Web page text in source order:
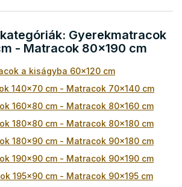
t
i
r
n
y
í
t
s
e
e
m
Gyerekmatracok
- Matracok 80x190 cm
a kiságyba 60x120 cm
140x70 cm - Matracok 70x140 cm
160x80 cm - Matracok 80x160 cm
180x80 cm - Matracok 80x180 cm
180x90 cm - Matracok 90x180 cm
190x90 cm - Matracok 90x190 cm
195x90 cm - Matracok 90x195 cm